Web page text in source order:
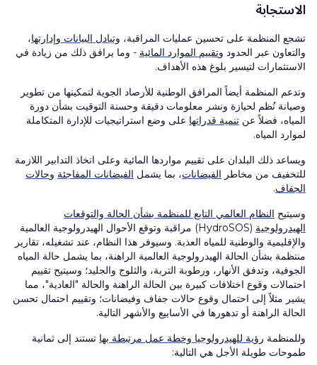
الاستجابة
تشجع المنظمة على تحسين عمليات المراقبة، وتبادل البيانات وإدارتها،
والتعاون عبر الحدود وتقييم الموارد المائية - وما يرافق ذلك من زيادة في
الاستثمارات لتيسير بلوغ هذه الأهداف.
وتدعم المنظمة أيضاً المرافق الوطنية للأرصاد الجوية لتمكينها من تطوير
وصيانة نُظم لحيازة ونشر معلومات دقيقة وحسنة التوقيت بشأن دورة
المياه، فضلاً عن تنمية قدراتها على وضع استراتيجيات للإدارة المتكاملة
لموارد المياه.
ويساعد ذلك البلدان على تقييم مواردها المائية وعلى اتخاذ التدابير اللازمة
للتخفيف من مخاطر الفيضانات، بما يشمل الفيضانات المفاجئة وحالات
الجفاف.
وسيتيح النظام العالمي التابع للمنظمة بشأن الحالة والتوقعات
الهيدرولوجية
(HydroSOS) مراقبة وتوقع الأحوال الهيدرولوجية العالمية
والإقليمية والوطنية للمياه العذبة. وسيوفر هذا النظام، عند تشغيله، تقارير
منتظمة بشأن الحالة الهيدرولوجية العالمية الراهنة، بما يشمل حالة المياه
الجوفية، وتدفق الأنهار، ورطوبة التربة، والثلوج والجليد؛ وسيتيح تقييم
احتمالات وقوع اختلافات كبيرة بين الحالة الراهنة والحالة "العادية"، مما
يشير مثلاً إلى احتمال وقوع حالات جفاف وفيضانات؛ وتقييم احتمال تحسن
الحالة الراهنة أو تدهورها في الأسابيع والأشهر التالية.
وللمنظمة رؤية للهيدرولوجيا وخطة عمل مرتبطة بها تستند إلى ثمانية
طموحات طويلة الأجل هي التالية: